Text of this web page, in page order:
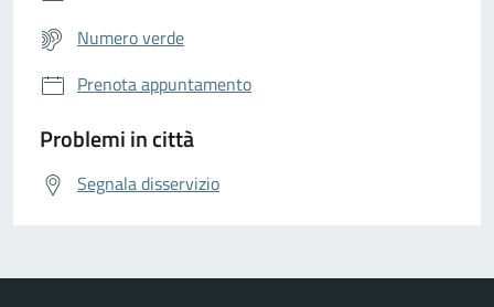
Numero verde
Prenota appuntamento
Problemi in città
Segnala disservizio